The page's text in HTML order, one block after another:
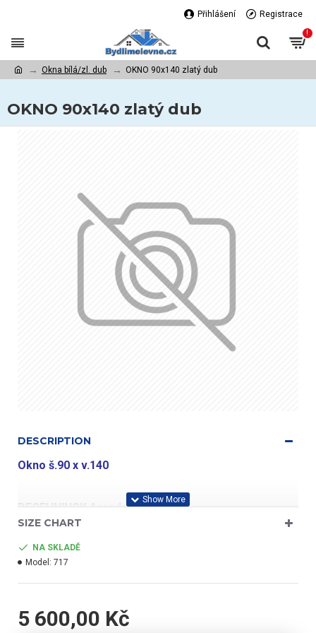
Přihlášení Registrace
!
Okna bílá/zl. dub OKNO 90x140 zlatý dub
OKNO 90x140 zlatý dub
DESCRIPTION
Okno š.90 x v.140
DECEUNINCK Arcade
profil třídy "A"
- barva bílá/zlatý dub
SIZE CHART
NA SKLADĚ
Model: 717
5 600,00 Kč